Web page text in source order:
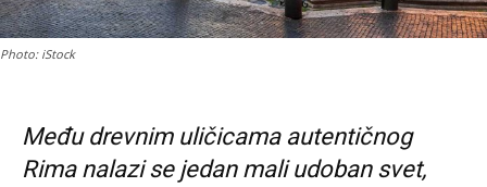
Photo: iStock
Među drevnim uličicama autentičnog
Rima nalazi se jedan mali udoban svet,